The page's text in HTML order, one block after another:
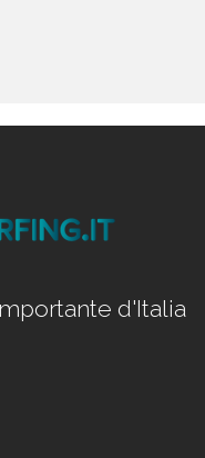
d'Italia